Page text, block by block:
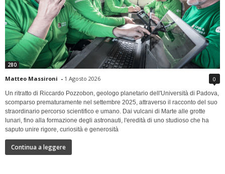
280
Matteo Massironi - 1 Agosto 2026 0
Un ritratto di Riccardo Pozzobon, geologo planetario dell'Università di Padova,
scomparso prematuramente nel settembre 2025, attraverso il racconto del suo
straordinario percorso scientifico e umano. Dai vulcani di Marte alle grotte
lunari, fino alla formazione degli astronauti, l'eredità di uno studioso che ha
saputo unire rigore, curiosità e generosità
Continua a leggere